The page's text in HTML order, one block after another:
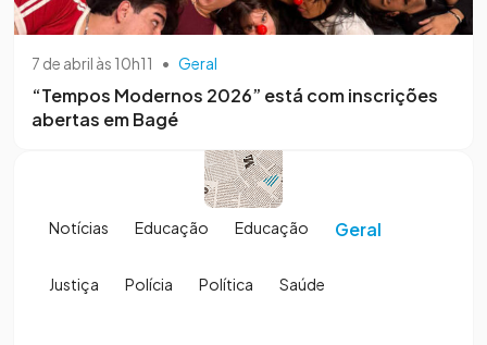
7 de abril às 10h11 • Geral
“Tempos Modernos 2026” está com inscrições
abertas em Bagé
Notícias Educação Educação Geral
Justiça Polícia Política Saúde